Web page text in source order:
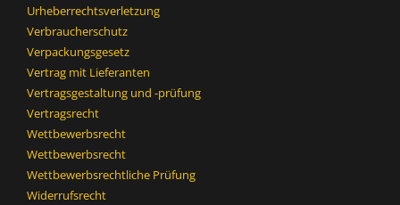
Urheberrechtsverletzung
Verbraucherschutz
Verpackungsgesetz
Vertrag mit Lieferanten
Vertragsgestaltung und -prüfung
Vertragsrecht
Wettbewerbsrecht
Wettbewerbsrecht​
Wettbewerbsrechtliche Prüfung
Widerrufsrecht